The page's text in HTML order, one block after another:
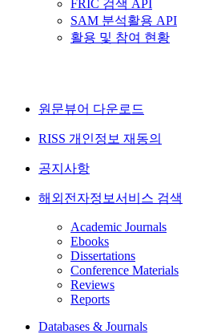
FRIC 검색 API
SAM 분석활용 API
활용 및 참여 현황
원문뷰어 다운로드
RISS 개인정보 재동의
공지사항
해외전자정보서비스 검색
Academic Journals
Ebooks
Dissertations
Conference Materials
Reviews
Reports
Databases & Journals